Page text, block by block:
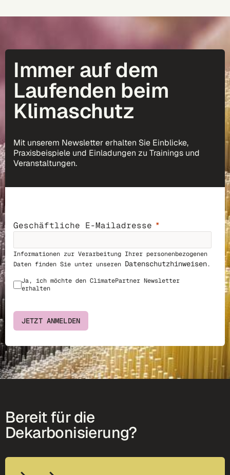
Immer auf dem
Laufenden beim
Klimaschutz
Mit unserem Newsletter erhalten Sie Einblicke,
Praxisbeispiele und Einladungen zu Trainings und
Veranstaltungen.
Geschäftliche E-Mailadresse
Informationen zur Verarbeitung Ihrer personenbezogenen
Daten finden Sie unter unseren Datenschutzhinweisen.
Ja, ich möchte den ClimatePartner Newsletter
erhalten
JETZT ANMELDEN
Bereit für die
Dekarbonisierung?